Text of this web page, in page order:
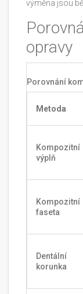
výměna jsou
opravy
Porovnání
Metoda
Kompozitní
výplň
Kompozitní
faseta
Dentální
korunka